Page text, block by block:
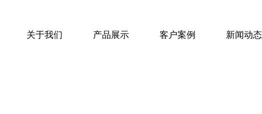
关于我们 产品展示 客户案例 新闻动态